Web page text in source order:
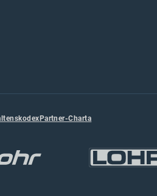
Partner-Charta